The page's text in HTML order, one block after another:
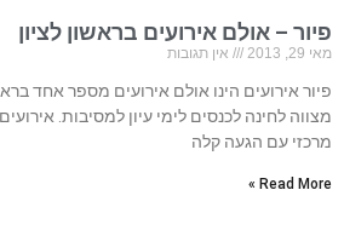
פיור – אולם אירועים בראשון לציון
מאי 29, 2013 אין תגובות
פיור אירועים הינו אולם אירועים מספר אחד
מצווה לחינה לכנסים לימי עיון למסיבות.
מרכזי עם הגעה קלה
Read More »